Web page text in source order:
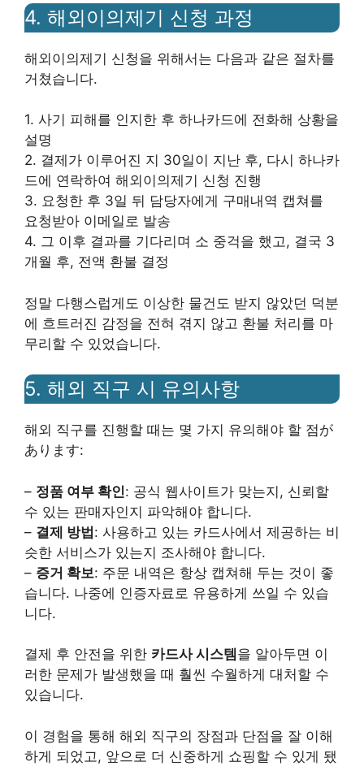
4. 해외이의제기 신청 과정
해외이의제기 신청을 위해서는 다음과 같은 절차를
거쳤습니다.
1. 사기 피해를 인지한 후 하나카드에 전화해 상황을
설명
2. 결제가 이루어진 지 30일이 지난 후, 다시 하나카
드에 연락하여 해외이의제기 신청 진행
3. 요청한 후 3일 뒤 담당자에게 구매내역 캡쳐를
요청받아 이메일로 발송
4. 그 이후 결과를 기다리며 소 중걱을 했고, 결국 3
개월 후, 전액 환불 결정
정말 다행스럽게도 이상한 물건도 받지 않았던 덕분
에 흐트러진 감정을 전혀 겪지 않고 환불 처리를 마
무리할 수 있었습니다.
5. 해외 직구 시 유의사항
해외 직구를 진행할 때는 몇 가지 유의해야 할 점が
あります:
– 정품 여부 확인: 공식 웹사이트가 맞는지, 신뢰할
수 있는 판매자인지 파악해야 합니다.
– 결제 방법: 사용하고 있는 카드사에서 제공하는 비
슷한 서비스가 있는지 조사해야 합니다.
– 증거 확보: 주문 내역은 항상 캡쳐해 두는 것이 좋
습니다. 나중에 인증자료로 유용하게 쓰일 수 있습
니다.
결제 후 안전을 위한 카드사 시스템 을 알아두면 이
러한 문제가 발생했을 때 훨씬 수월하게 대처할 수
있습니다.
이 경험을 통해 해외 직구의 장점과 단점을 잘 이해
하게 되었고, 앞으로 더 신중하게 쇼핑할 수 있게 됐